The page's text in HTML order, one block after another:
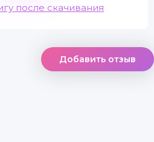
после скачивания
Добавить отзыв